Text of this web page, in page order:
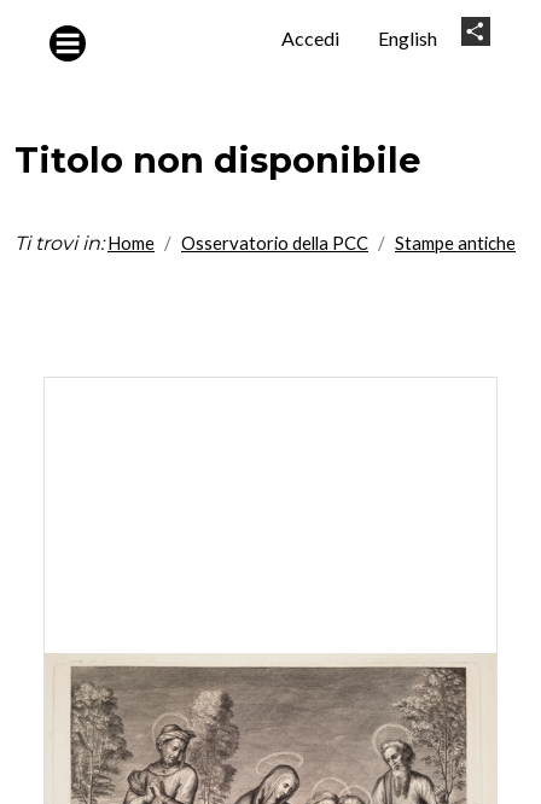
User
Accedi English
Titolo non disponibile
Ti trovi in: Home Osservatorio della PCC Stampe antiche